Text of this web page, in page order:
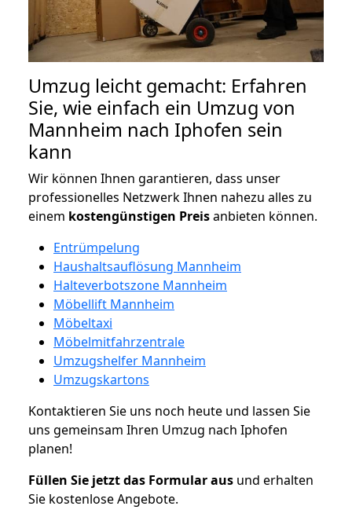
Umzug leicht gemacht: Erfahren
Sie, wie einfach ein Umzug von
Mannheim nach Iphofen sein
kann
Wir können Ihnen garantieren, dass unser
professionelles Netzwerk Ihnen nahezu alles zu
einem kostengünstigen Preisanbieten können.
Entrümpelung
Haushaltsauflösung Mannheim
Halteverbotszone Mannheim
Möbellift Mannheim
Möbeltaxi
Möbelmitfahrzentrale
Umzugshelfer Mannheim
Umzugskartons
Kontaktieren Sie uns noch heute und lassen Sie
uns gemeinsam Ihren Umzug nach Iphofen
planen!
Füllen Sie jetzt das Formular aus und erhalten
Sie kostenlose Angebote.